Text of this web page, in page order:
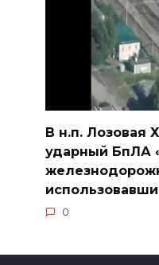
В н.п. Лозовая
ударный БпЛА
0